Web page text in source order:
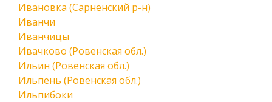
Ивановка (Сарненский р-н)
Иванчи
Иванчицы
Ивачково (Ровенская обл.)
Ильин (Ровенская обл.)
Ильпень (Ровенская обл.)
Ильпибоки